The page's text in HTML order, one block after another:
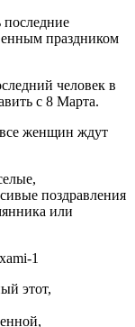
праздником
человек в
с 8 Марта.
женщин ждут
поздравления
или
этот,